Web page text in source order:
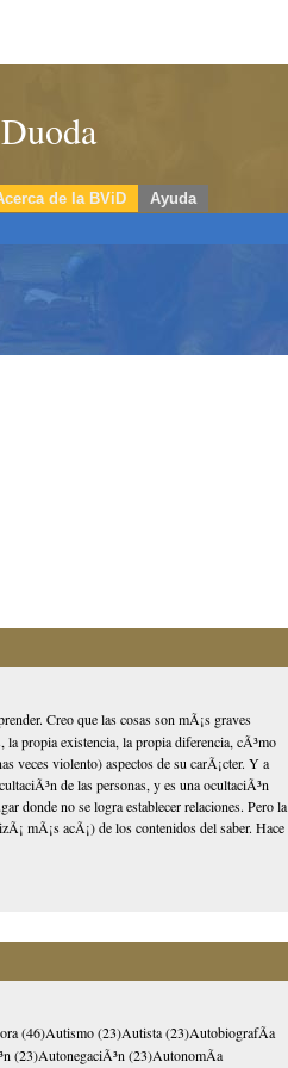
de la BViD Ayuda
Creo que las cosas son mÃ¡s graves
la propia existencia, la propia diferencia, cÃ³mo
veces violento) aspectos de su carÃ¡cter. Y a
de las personas, y es una ocultaciÃ³n
donde no se logra establecer relaciones. Pero la
mÃ¡s acÃ¡) de los contenidos del saber. Hace
(46)Autismo (23)Autista (23)AutobiografÃ­a
(23)AutonegaciÃ³n (23)AutonomÃ­a